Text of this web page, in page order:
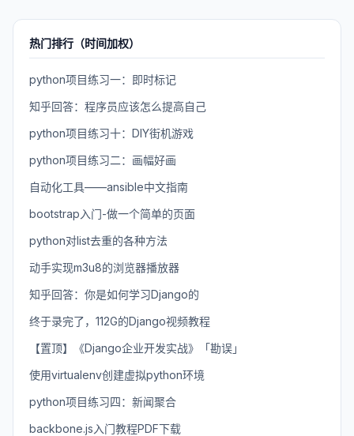
热门排行（时间加权）
python项目练习一：即时标记
知乎回答：程序员应该怎么提高自己
python项目练习十：DIY街机游戏
python项目练习二：画幅好画
自动化工具——ansible中文指南
bootstrap入门-做一个简单的页面
python对list去重的各种方法
动手实现m3u8的浏览器播放器
知乎回答：你是如何学习Django的
终于录完了，112G的Django视频教程
【置顶】《Django企业开发实战》「勘误」
使用virtualenv创建虚拟python环境
python项目练习四：新闻聚合
backbone.js入门教程PDF下载